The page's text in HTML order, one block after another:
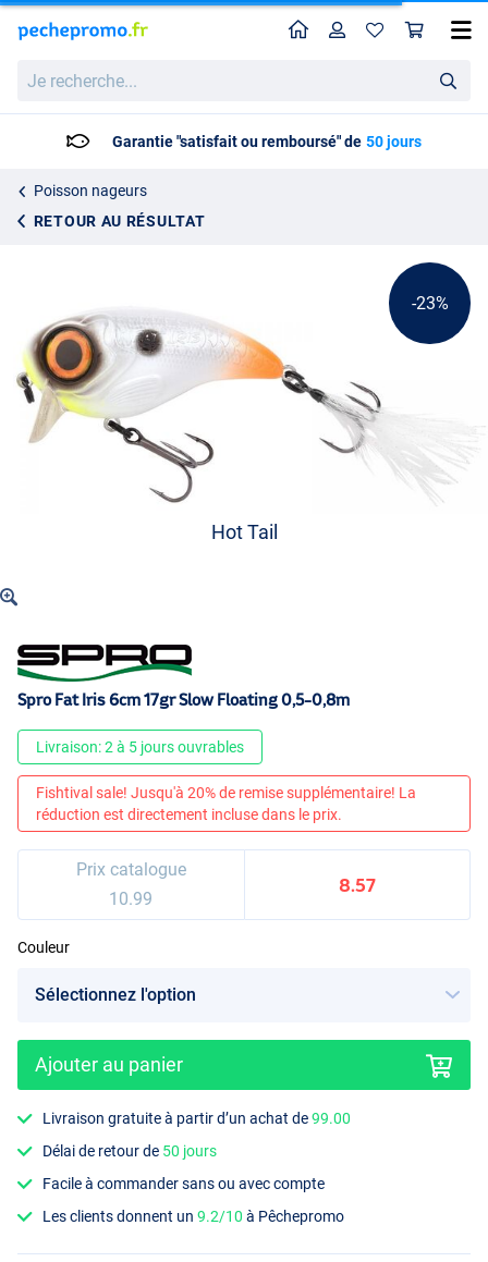
recherche...
HomeProfil
Garantie "satisfait ou remboursé" de 50 jours
Poisson nageurs
RETOUR AU RÉSULTAT
Spro Fat Iris 6cm 17gr Slow Floating 0,5-0,8m
Hot Tail
Northern Pike
-23%
Spro Fat Iris 6cm 17gr Slow Floating 0,5-0,8m
Livraison: 2 à 5 jours ouvrables
Fishtival sale! Jusqu'à 20% de remise supplémentaire! La
réduction est directement incluse dans le prix.
Prix catalogue
10.99
8.57
Couleur
Ajouter au panier
Livraison gratuite à partir d’un achat de99.00
Délai de retour de 50 jours
Facile à commander sans ou avec compte
Les clients donnent un9.2/10 à Pêchepromo